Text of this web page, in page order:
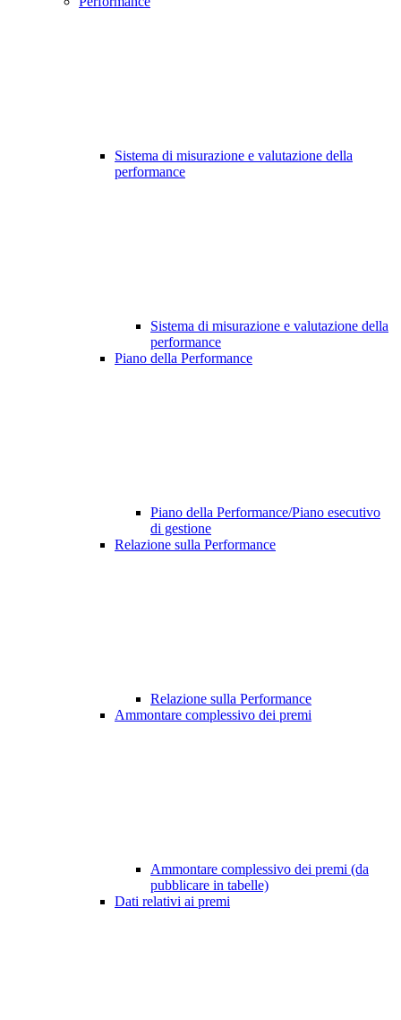
Sistema di misurazione e valutazione della
performance
Sistema di misurazione e valutazione della
performance
Piano della Performance
Piano della Performance/Piano esecutivo
di gestione
Relazione sulla Performance
Relazione sulla Performance
Ammontare complessivo dei premi
Ammontare complessivo dei premi (da
pubblicare in tabelle)
Dati relativi ai premi